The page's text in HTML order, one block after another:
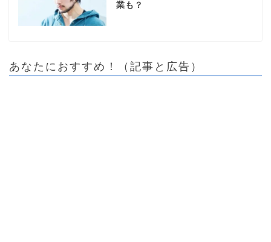
業も？
あなたにおすすめ！（記事と広告）